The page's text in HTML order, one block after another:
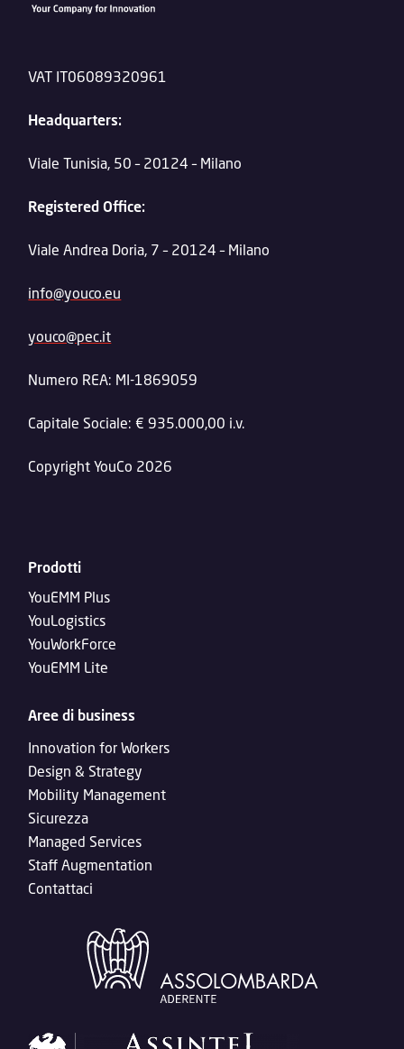
VAT IT06089320961
Headquarters:
Viale Tunisia, 50 – 20124 – Milano
Registered Office:
Viale Andrea Doria, 7 – 20124 – Milano
info@youco.eu
youco@pec.it
Numero REA: MI-1869059
Capitale Sociale: € 935.000,00 i.v.
Copyright YouCo 2026
Prodotti
YouEMM Plus
YouLogistics
YouWorkForce
YouEMM Lite
Aree di business
Innovation for Workers
Design & Strategy
Mobility Management
Sicurezza
Managed Services
Staff Augmentation
Contattaci